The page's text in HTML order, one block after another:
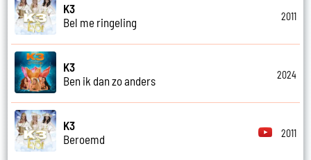
K3
Bel me ringeling
2011
K3
Ben ik dan zo anders
2024
K3
Beroemd
2011